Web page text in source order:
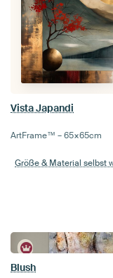
Vista Japandi
ArtFrame™ –65×65cm
Größe & Material selbst
Blush